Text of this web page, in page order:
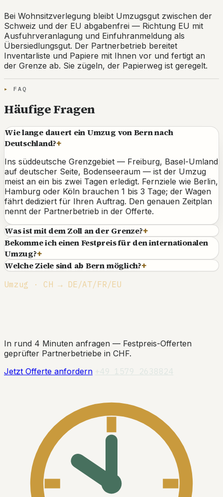
Bei Wohnsitzverlegung bleibt Umzugsgut zwischen der
Schweiz und der EU abgabenfrei — Richtung EU mit
Ausfuhrveranlagung und Einfuhranmeldung als
Übersiedlungsgut. Der Partnerbetrieb bereitet
Inventarliste und Papiere mit Ihnen vor und fertigt an
der Grenze ab. Sie zügeln, der Papierweg ist geregelt.
FAQ
Häufige Fragen
Wie lange dauert ein Umzug von Bern nach
Deutschland?+
Ins süddeutsche Grenzgebiet — Freiburg, Basel-Umland
auf deutscher Seite, Bodenseeraum — ist der Umzug
meist an ein bis zwei Tagen erledigt. Fernziele wie Berlin,
Hamburg oder Köln brauchen 1 bis 3 Tage; der Wagen
fährt dediziert für Ihren Auftrag. Den genauen Zeitplan
nennt der Partnerbetrieb in der Offerte.
Was ist mit dem Zoll an der Grenze?+
Bekomme ich einen Festpreis für den internationalen
Umzug?+
Welche Ziele sind ab Bern möglich?+
Umzug · CH → DE/AT/FR/EU
In rund 4 Minuten anfragen — Festpreis-Offerten
geprüfter Partnerbetriebe in CHF.
Jetzt Offerte anfordern +49 1579 2638824